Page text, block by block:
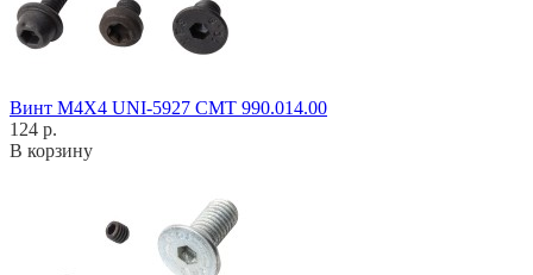
Винт M4X4 UNI-5927 CMT 990.014.00
124 р.
В корзину